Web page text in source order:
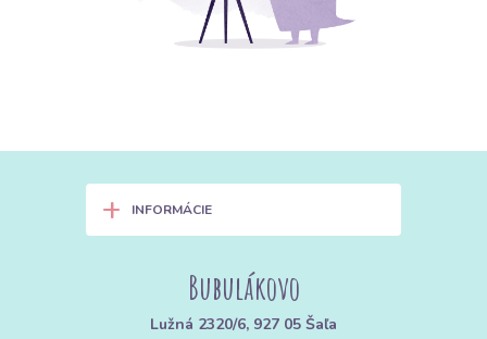
+ INFORMÁCIE
Bubulákovo
Lužná 2320/6, 927 05 Šaľa